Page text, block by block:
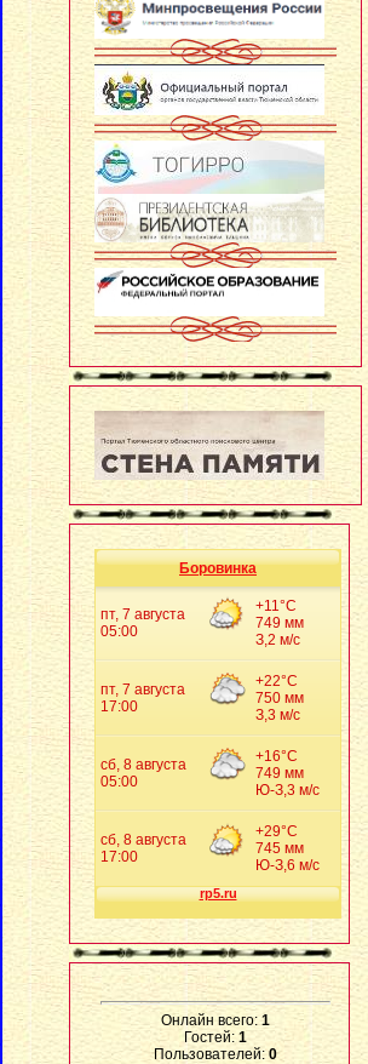
Боровинка
Онлайн всего: 1
Гостей: 1
Пользователей: 0